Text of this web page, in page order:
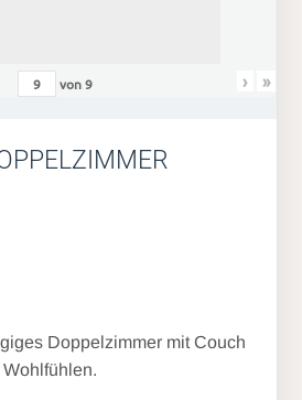
von9 › »
Doppelzimmer mit Couch